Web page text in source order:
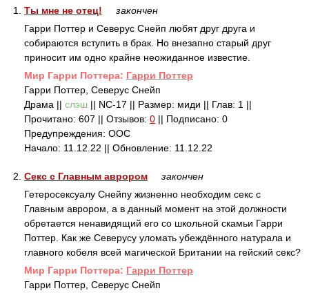
1. Ты мне не отец!
закончен
Гарри Поттер и Северус Снейп любят друг друга и
собираются вступить в брак. Но внезапно старый друг
приносит им одно крайне неожиданное известие.
Mир Гарри Поттера: Гарри Поттер
Гарри Поттер, Северус Снейп
Драма || слэш || NC-17 || Размер: миди || Глав: 1 ||
Прочитано: 607 || Отзывов: 0 || Подписано: 0
Предупреждения: ООС
Начало: 11.12.22 || Обновление: 11.12.22
2. Секс с Главным аврором
закончен
Гетеросексуалу Снейпу жизненно необходим секс с
Главным аврором, а в данный момент на этой должности
обретается ненавидящий его со школьной скамьи Гарри
Поттер. Как же Северусу уломать убеждённого натурала и
главного кобеля всей магической Британии на гейский секс?
Mир Гарри Поттера: Гарри Поттер
Гарри Поттер, Северус Снейп